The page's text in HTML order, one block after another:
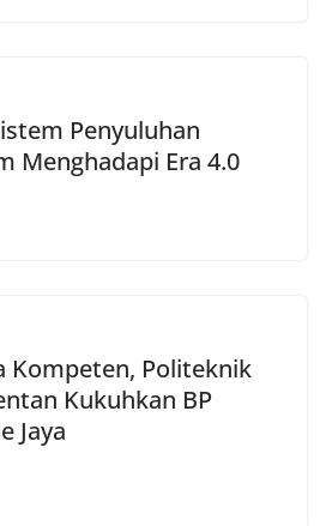
Penyuluhan
Menghadapi Era 4.0
Kompeten, Politeknik
Kukuhkan BP
Jaya